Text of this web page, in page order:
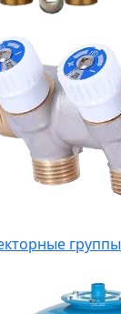
группы